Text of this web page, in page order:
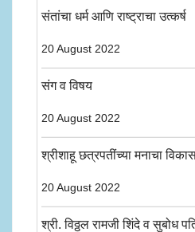
संतांचा धर्म आणि राष्ट्राचा उत्कर्ष
20 August 2022
संग व विषय
20 August 2022
श्रीशाहू छत्रपतींच्या मनाचा
20 August 2022
श्री. विठ्ठल रामजी शिंदे व सुबोध